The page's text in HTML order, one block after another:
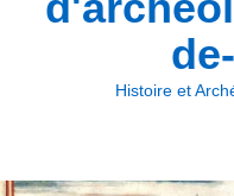
Histoire et